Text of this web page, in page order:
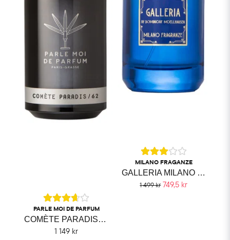
PARLE MOI DE PARFUM
COMÈTE PARADIS PARLE MOI DE PARFUM
1 149 kr
MILANO FRAGANZE
GALLERIA MILANO FRAGRANZE
1 499 kr 749,5 kr